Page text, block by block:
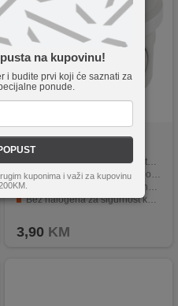
na kupovinu!
i budite prvi koji će saznati za
ponude.
kuponima i važi za kupovinu
Famatel 3027
Vodonepropusna i prašinootporna sa IP65 zaštitom.
Nadžbukna montaža, lako povezivanje električnih kablova.
Četiri ulaza Ø20 za fleksibilnost u povezivanju.
Bez halogena za sigurnost korisnika i okoline.
3,90 KM